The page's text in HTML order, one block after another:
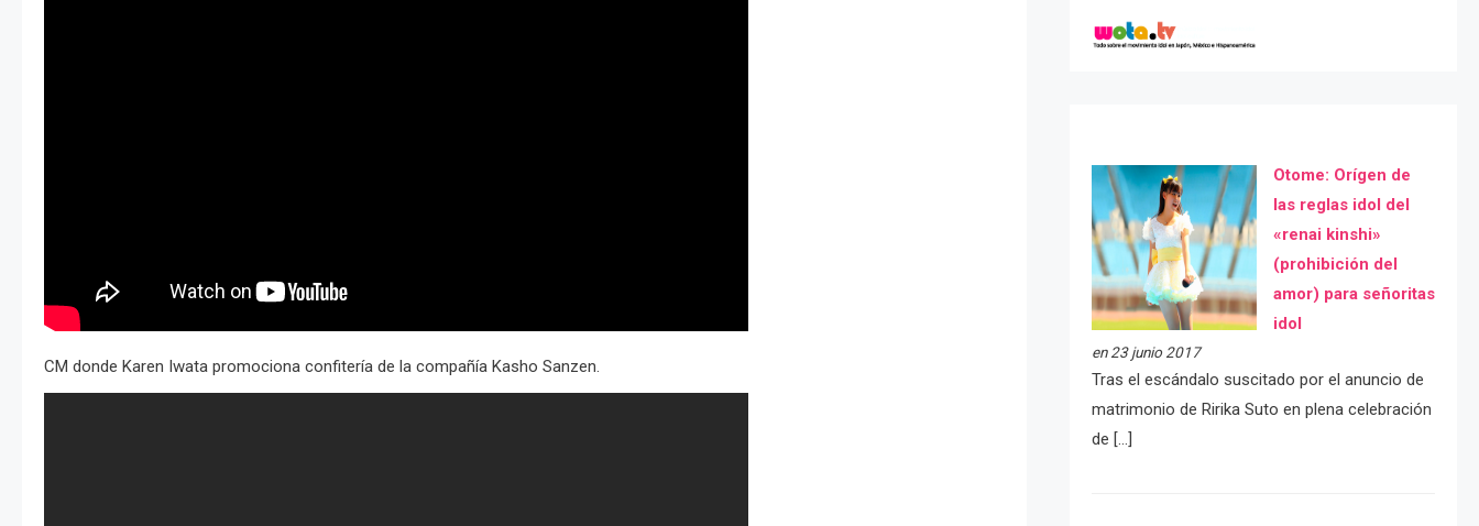
CM donde Karen Iwata promociona confitería de la compañía Kasho Sanzen.
Otome: Orígen de
las reglas idol del
«renai kinshi»
(prohibición del
amor) para señoritas
idol
en 23 junio 2017
Tras el escándalo suscitado por el anuncio de
matrimonio de Ririka Suto en plena celebración
de […]